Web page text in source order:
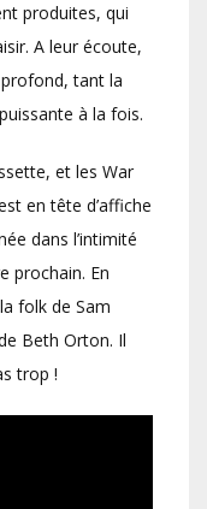
produites, qui
A leur écoute,
tant la
à la fois.
et les War
en tête d’affiche
dans l’intimité
prochain. En
folk de Sam
Beth Orton. Il
trop !